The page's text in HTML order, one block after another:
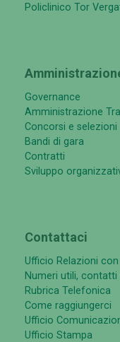
Policlinico Tor
Governance
Amministrazione
Concorsi e selezioni
Bandi di gara
Contratti
Sviluppo
Contattaci
Ufficio Relazioni
Numeri utili, contatti
Rubrica Telefonica
Come raggiungerci
Ufficio
Ufficio Stampa